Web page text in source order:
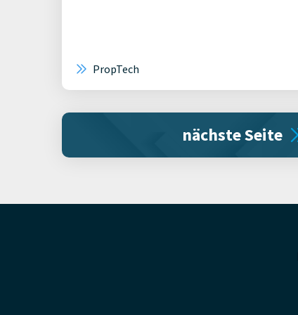
PropTech
nächste Seite